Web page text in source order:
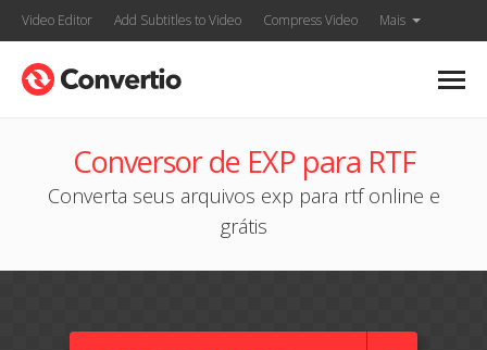
Video Editor Add Subtitles to Video Compress Video Mais
Conversor de EXP para RTF
Converta seus arquivos exp para rtf online e
grátis